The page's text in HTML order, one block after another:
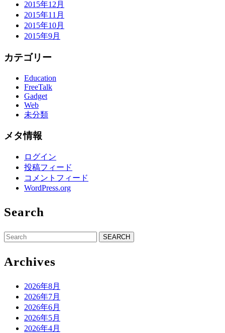
2015年12月
2015年11月
2015年10月
2015年9月
カテゴリー
Education
FreeTalk
Gadget
Web
未分類
メタ情報
ログイン
投稿フィード
コメントフィード
WordPress.org
Search
Search
for:
Archives
2026年8月
2026年7月
2026年6月
2026年5月
2026年4月